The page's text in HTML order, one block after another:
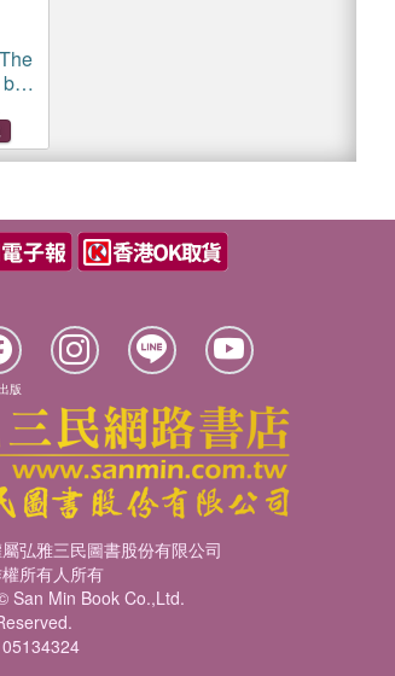
版
弘雅三民圖書股份有限公司
所有人所有
San Min Book Co.,Ltd.